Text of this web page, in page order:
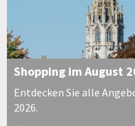
Shopping im August
Entdecken Sie alle
2026.